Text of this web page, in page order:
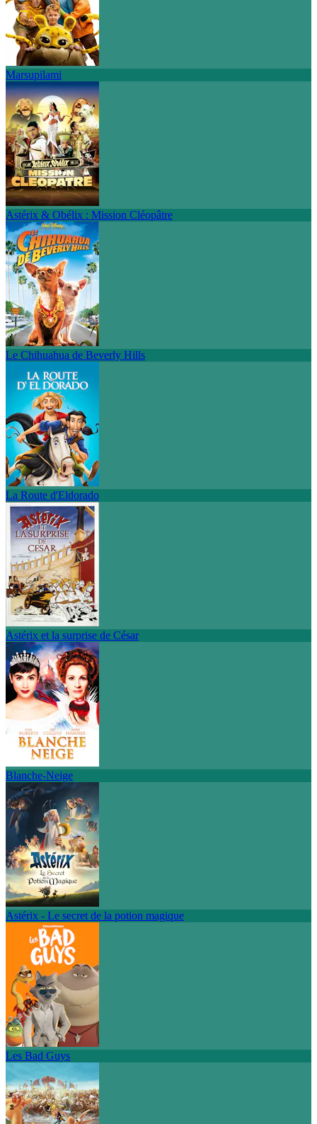
Marsupilami
Astérix & Obélix : Mission Cléopâtre
Le Chihuahua de Beverly Hills
La Route d'Eldorado
Astérix et la surprise de César
Blanche-Neige
Astérix - Le secret de la potion magique
Les Bad Guys